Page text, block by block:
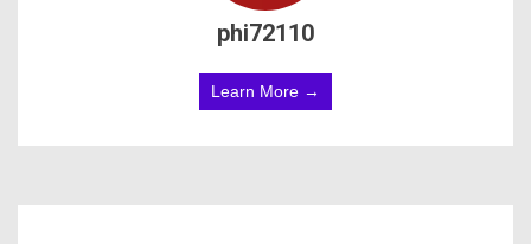
phi72110
Learn More →